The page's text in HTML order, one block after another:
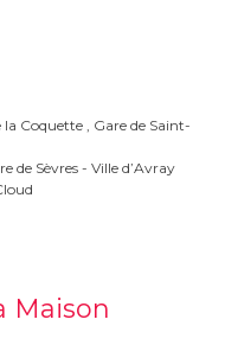
Coquette , Gare de Saint-
de Sèvres - Ville d’Avray
Maison